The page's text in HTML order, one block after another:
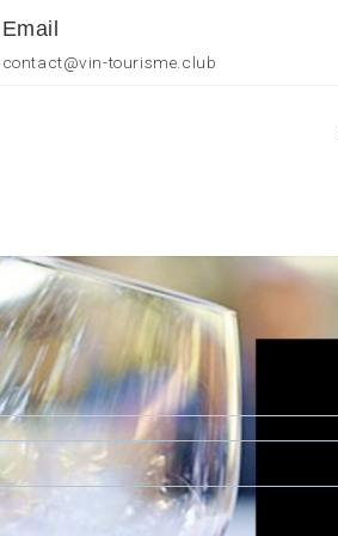
Email
contact@vin-tourisme.club